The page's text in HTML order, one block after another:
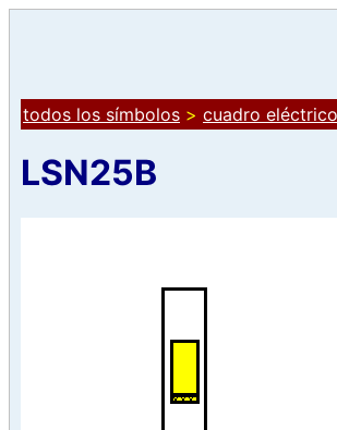
todos los símbolos > cuadro eléctrico
LSN25B